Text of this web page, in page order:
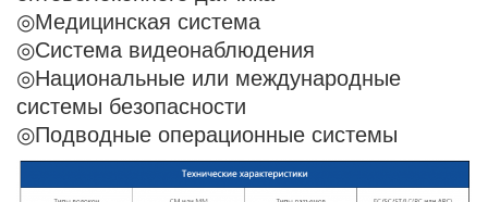
◎Медицинская система
◎Система видеонаблюдения
◎Национальные или международные
системы безопасности
◎Подводные операционные системы